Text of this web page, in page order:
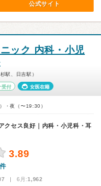
公式サイト
ック 内科・小児
駅、日吉駅）
受付 女医在籍
・夜（〜19:30）
セス良好｜内科・小児科・耳
3.89
| 6月:1,962